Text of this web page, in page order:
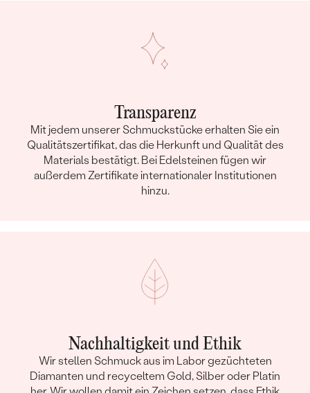
Transparenz
Mit jedem unserer Schmuckstücke erhalten Sie ein
Qualitätszertifikat, das die Herkunft und Qualität des
Materials bestätigt. Bei Edelsteinen fügen wir
außerdem Zertifikate internationaler Institutionen
hinzu.
Nachhaltigkeit und Ethik
Wir stellen Schmuck aus im Labor gezüchteten
Diamanten und recyceltem Gold, Silber oder Platin